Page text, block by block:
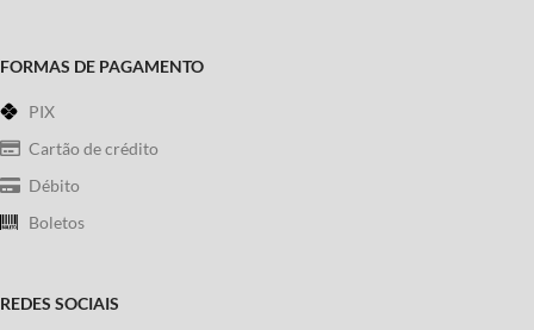
FORMAS DE PAGAMENTO
PIX
Cartão de crédito
Débito
Boletos
REDES SOCIAIS